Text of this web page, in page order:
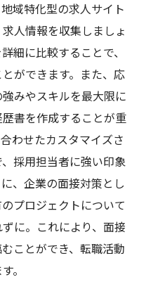
域特化型の求人サイト
人情報を収集しましょ
細に比較することで、
ができます。また、応
みやスキルを最大限に
書を作成することが重
わせたカスタマイズさ
採用担当者に強い印象
、企業の面接対策とし
プロジェクトについて
に。これにより、面接
ことができ、転職活動
。